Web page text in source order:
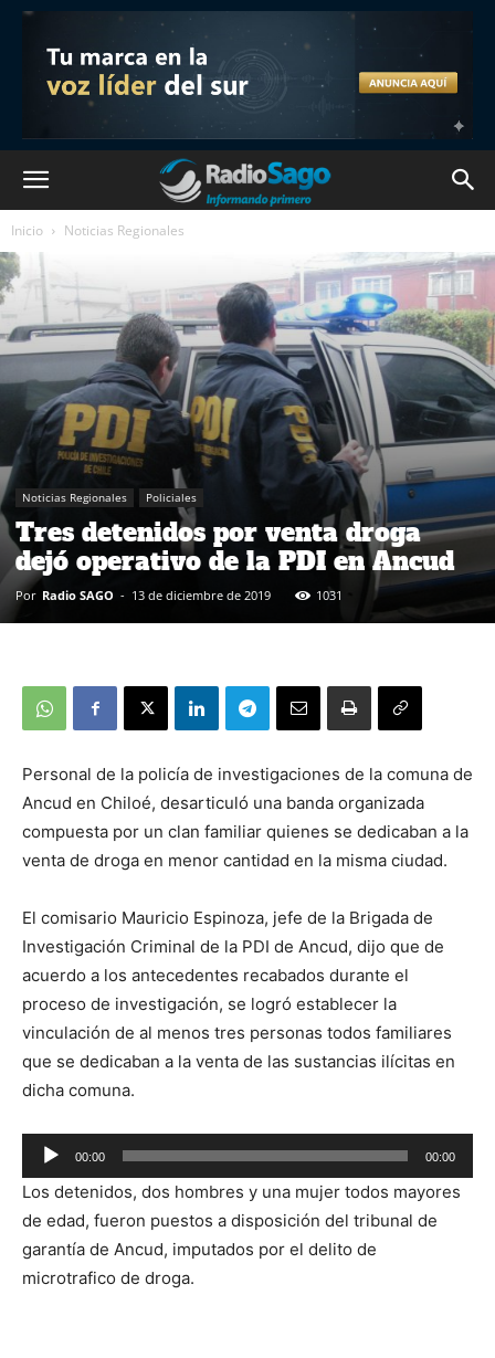
Inicio Noticias Regionales
Noticias Regionales Policiales
Tres detenidos por venta droga
dejó operativo de la PDI en Ancud
Por Radio SAGO - 13 de diciembre de 2019 1031
Personal de la policía de investigaciones de la comuna de
Ancud en Chiloé, desarticuló una banda organizada
compuesta por un clan familiar quienes se dedicaban a la
venta de droga en menor cantidad en la misma ciudad.
El comisario Mauricio Espinoza, jefe de la Brigada de
Investigación Criminal de la PDI de Ancud, dijo que de
acuerdo a los antecedentes recabados durante el
proceso de investigación, se logró establecer la
vinculación de al menos tres personas todos familiares
que se dedicaban a la venta de las sustancias ilícitas en
dicha comuna.
Reproductor
de
audio
00:00 00:00
Los detenidos, dos hombres y una mujer todos mayores
de edad, fueron puestos a disposición del tribunal de
garantía de Ancud, imputados por el delito de
microtrafico de droga.